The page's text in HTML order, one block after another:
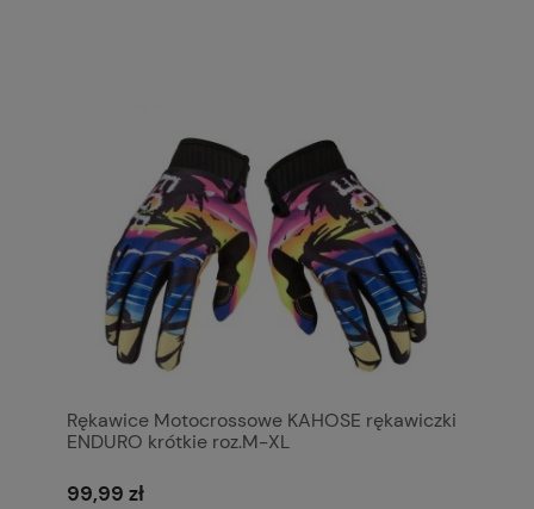
Rękawice Motocrossowe KAHOSE rękawiczki
ENDURO krótkie roz.M-XL
99,99 zł